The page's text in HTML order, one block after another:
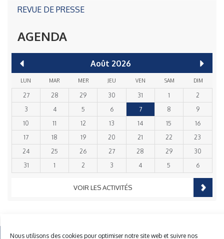
Nous utilisons des cookies pour optimiser notre site web et suivre nos
REVUE DE PRESSE
AGENDA
Août 2026
LUN MAR MER JEU VEN SAM DIM
27 28 29 30 31 1
2
3
4 5 6 7 8
9
10
11 12 13 14 15
16
17
18 19 20 21 22
23
24
25 26 27 28 29
30
31
1 2 3 4 5 6
VOIR LES ACTIVITÉS